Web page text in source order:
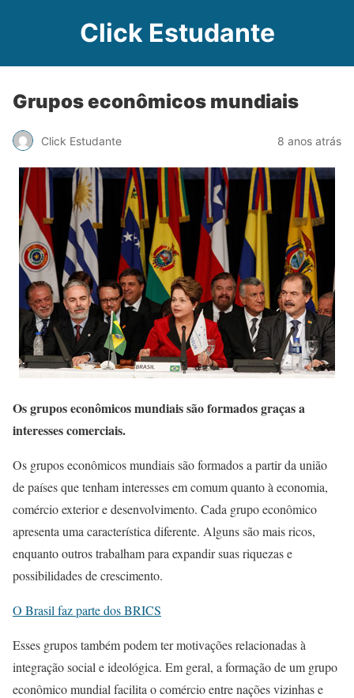
Click Estudante
Grupos econômicos mundiais
Click Estudante 8 anos atrás
Os grupos econômicos mundiais são formados graças a
interesses comerciais.
Os grupos econômicos mundiais são formados a partir da união
de países que tenham interesses em comum quanto à economia,
comércio exterior e desenvolvimento. Cada grupo econômico
apresenta uma característica diferente. Alguns são mais ricos,
enquanto outros trabalham para expandir suas riquezas e
possibilidades de crescimento.
O Brasil faz parte dos BRICS
Esses grupos também podem ter motivações relacionadas à
integração social e ideológica. Em geral, a formação de um grupo
econômico mundial facilita o comércio entre nações vizinhas e